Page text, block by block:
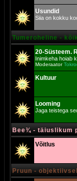
Usundid
Siia on kokku
Tumeroheline -
20-Süsteem.
Inimkeha hoiab
Moderaator
Kultuur
Looming
Jaga teistega
Bee¾ - täiuslikum
Võitlus
Pruun -